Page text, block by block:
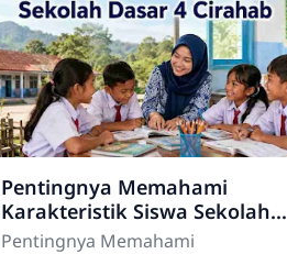
Pentingnya Memahami
Karakteristik Siswa Sekolah
Dasar 4 Cirahab
Pentingnya Memahami